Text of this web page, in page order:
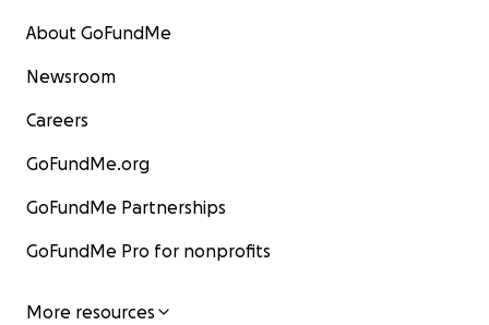
About GoFundMe
Newsroom
Careers
GoFundMe.org
GoFundMe Partnerships
GoFundMe Pro for nonprofits
More resources